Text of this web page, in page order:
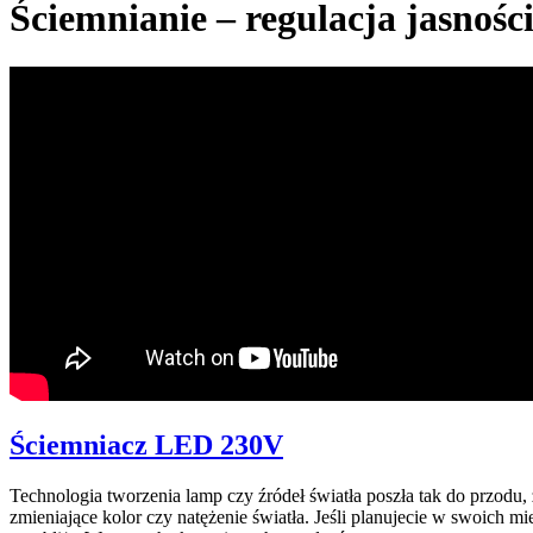
Ściemnianie – regulacja
Ściemniacz LED 230V
Technologia tworzenia lamp czy źródeł światła poszła tak do
zmieniające kolor czy natężenie światła. Jeśli planujecie w swoich